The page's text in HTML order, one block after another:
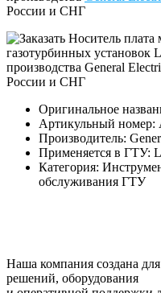
России и СНГ
Оригинальное
Артикульный номер:
Производитель:
Применяется в ГТУ:
Категория:
обслуживания ГТУ
Наша компания создана
решений, оборудования